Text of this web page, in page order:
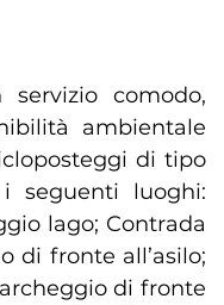
comodo,
ambientale
di tipo
seguenti luoghi:
lago; Contrada
di fronte all’asilo;
di fronte